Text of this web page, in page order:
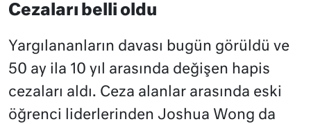
Cezaları belli oldu
Yargılananların davası bugün görüldü ve
50 ay ila 10 yıl arasında değişen hapis
cezaları aldı. Ceza alanlar arasında eski
öğrenci liderlerinden Joshua Wong da